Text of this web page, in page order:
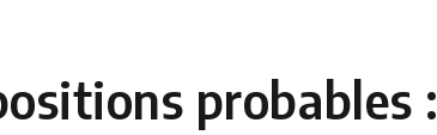
probables :